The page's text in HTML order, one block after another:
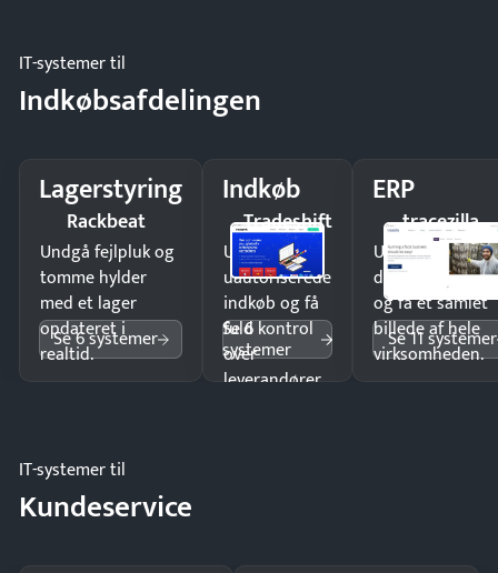
IT-systemer til
Indkøbsafdelingen
Lagerstyring
Rackbeat
Undgå fejlpluk og
tomme hylder
med et lager
opdateret i
realtid.
Se 6 systemer
Indkøb
Tradeshift
Undgå
uautoriserede
indkøb og få
fuld kontrol
over
leverandører
Se 6
systemer
ERP
tracezilla
Undgå
og få ét samlet
billede af hele
virksomheden.
Se 11 systemer
IT-systemer til
Kundeservice